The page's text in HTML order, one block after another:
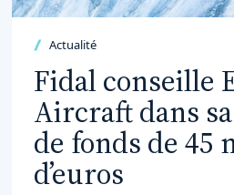
Actualité
Fidal conseille
Aircraft dans
de fonds de 45
d’euros